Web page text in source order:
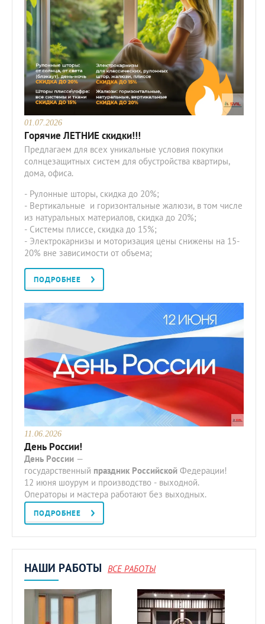
01.07.2026
Горячие ЛЕТНИЕ скидки!!!
Предлагаем для всех уникальные условия покупки
солнцезащитных систем для обустройства квартиры,
дома, офиса.
- Рулонные шторы, скидка до 20%;
- Вертикальные и горизонтальные жалюзи, в том числе
из натуральных материалов, скидка до 20%;
- Системы плиссе, скидка до 15%;
- Электрокарнизы и моторизация цены снижены на 15-
20% вне зависимости от объема;
ПОДРОБНЕЕ
11.06.2026
День России!
День России —
государственный праздник Российской Федерации!
12 июня шоурум и производство - выходной.
Операторы и мастера работают без выходных.
ПОДРОБНЕЕ
НАШИ РАБОТЫ ВСЕ РАБОТЫ